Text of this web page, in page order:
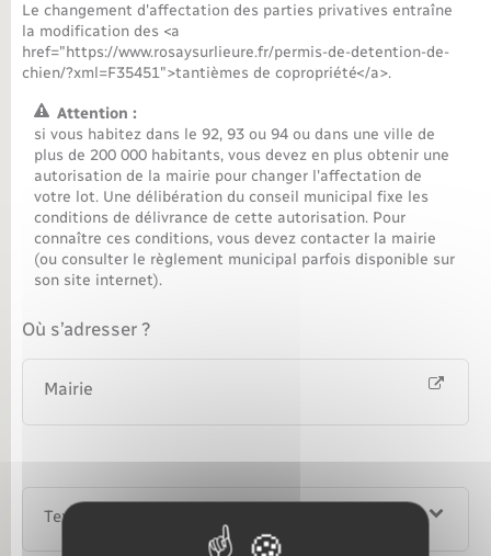
Sécurité - Prévention
Seniors
Transports
Voirie et espace public
Le changement d'affectation des parties privatives entraîne
la modification des <a
href="https://www.rosaysurlieure.fr/permis-de-detention-de-
chien/?xml=F35451">tantièmes de copropriété</a>.
Attention :
si vous habitez dans le 92, 93 ou 94 ou dans une ville de
plus de 200 000 habitants, vous devez en plus obtenir une
autorisation de la mairie pour changer l'affectation de
votre lot. Une délibération du conseil municipal fixe les
conditions de délivrance de cette autorisation. Pour
connaître ces conditions, vous devez contacter la mairie
(ou consulter le règlement municipal parfois disponible sur
son site internet).
Où s’adresser ?
Mairie
Textes de référence